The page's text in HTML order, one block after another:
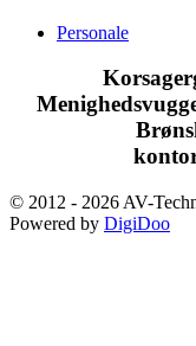
Personale
© 2012 - 2026 AV-
Powered by DigiDoo